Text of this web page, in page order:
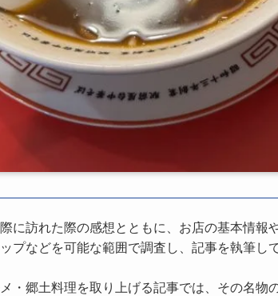
に訪れた際の感想とともに、お店の基本情報
プなどを可能な範囲で調査し、記事を執筆し
・郷土料理を取り上げる記事では、その名物